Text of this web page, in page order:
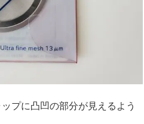
プに凸凹の部分が見えるよう